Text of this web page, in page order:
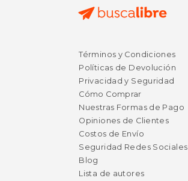
$ 197.29
$ 98.64
50%
Términos y Condiciones
Políticas de Devolución
Privacidad y Seguridad
Cómo Comprar
Nuestras Formas de Pago
Opiniones de Clientes
Costos de Envío
Seguridad Redes Sociales
Blog
Lista de autores